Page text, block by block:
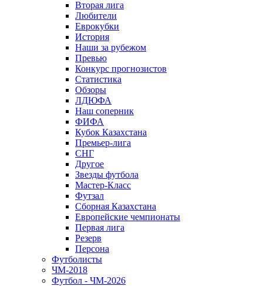
Вторая лига
Любители
Еврокубки
История
Наши за рубежом
Превью
Конкурс прогнозистов
Статистика
Обзоры
ЛДЮФА
Наш соперник
ФИФА
Кубок Казахстана
Премьер-лига
СНГ
Другое
Звезды футбола
Мастер-Класс
Футзал
Сборная Казахстана
Европейские чемпионаты
Первая лига
Резерв
Персона
Футболисты
ЧМ-2018
Футбол - ЧМ-2026